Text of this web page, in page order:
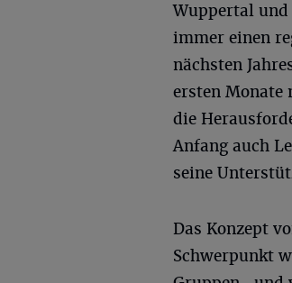
Wuppertal
immer einen
nächsten
ersten Monate
die
Anfang auch
seine
Das Konzept
Schwerpunkt